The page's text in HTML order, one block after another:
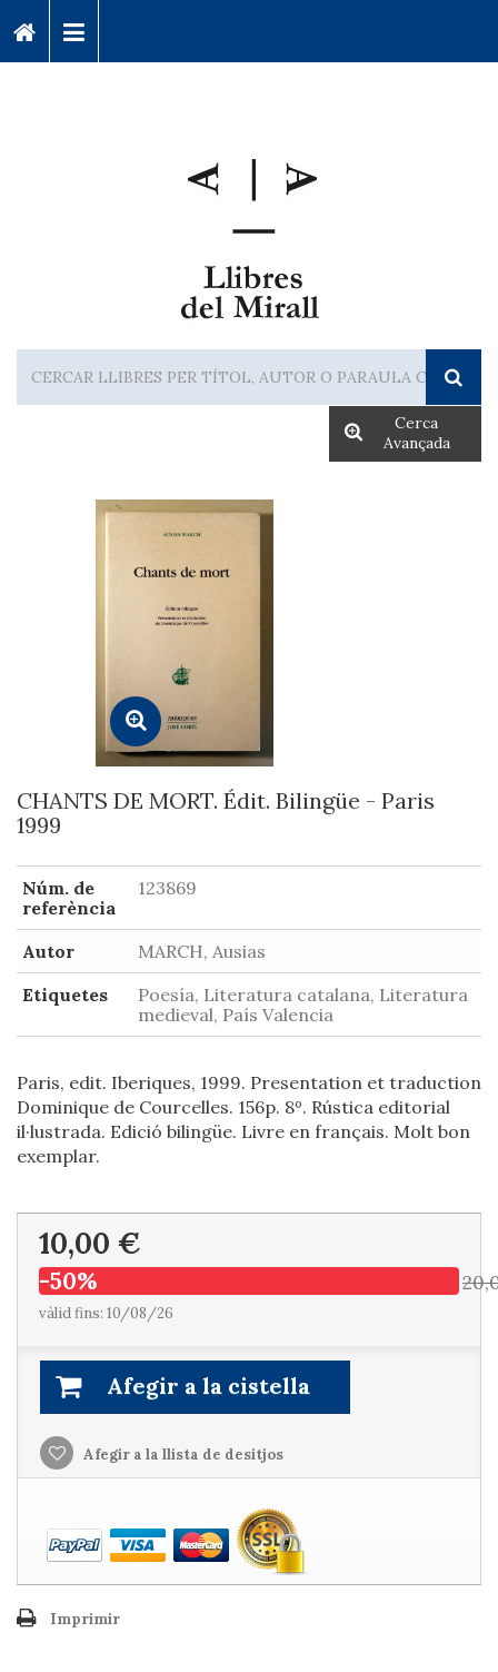
Cerca
Avançada
CHANTS DE MORT. Édit. Bilingüe - Paris
1999
Núm. de
referència
123869
Autor
MARCH, Ausias
Etiquetes
Poesía, Literatura catalana, Literatura
medieval, País Valencia
Paris, edit. Iberiques, 1999. Presentation et traduction
Dominique de Courcelles. 156p. 8º. Rústica editorial
il·lustrada. Edició bilingüe. Livre en français. Molt bon
exemplar.
10,00 €
-50%
vàlid fins: 10/08/26
Afegir a la cistella
Afegir a la llista de desitjos
Imprimir